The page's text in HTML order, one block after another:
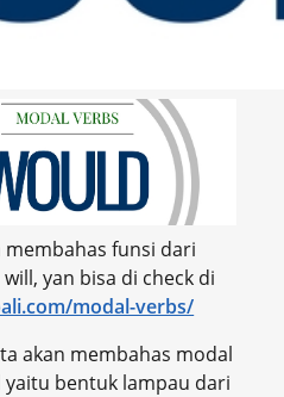
membahas funsi dari
yan bisa di check di
modal-verbs/
akan membahas modal
yaitu bentuk lampau dari